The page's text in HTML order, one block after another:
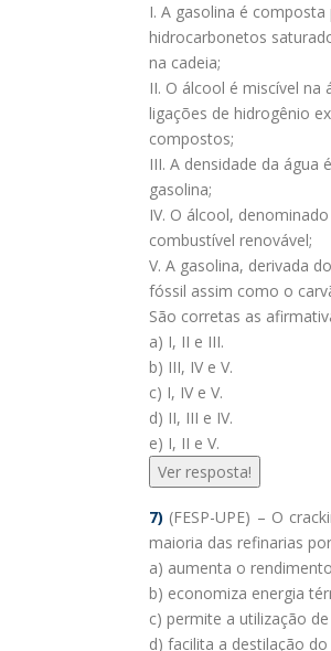
I. A gasolina é
hidrocarbonetos
na cadeia;
II. O álcool é miscível na
ligações de hidrogênio
compostos;
III. A densidade da água
gasolina;
IV. O álcool,
combustível renovável;
V. A gasolina, derivada
fóssil assim como o
São corretas as
a) I, II e III.
b) III, IV e V.
c) I, IV e V.
d) II, III e IV.
e) I, II e V.
Ver resposta!
7) (FESP-UPE) – O
maioria das refinarias
a) aumenta o
b) economiza energia
c) permite a utilização
d) facilita a destilação